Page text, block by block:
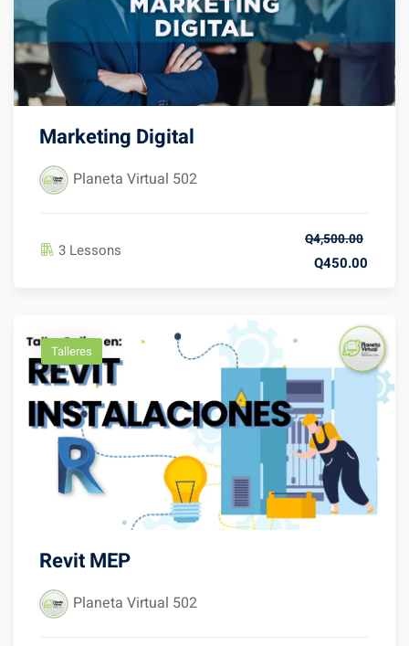
Marketing Digital
Planeta Virtual 502
3 Lessons
Q4,500.00
Q450.00
Talleres
Revit MEP
Planeta Virtual 502